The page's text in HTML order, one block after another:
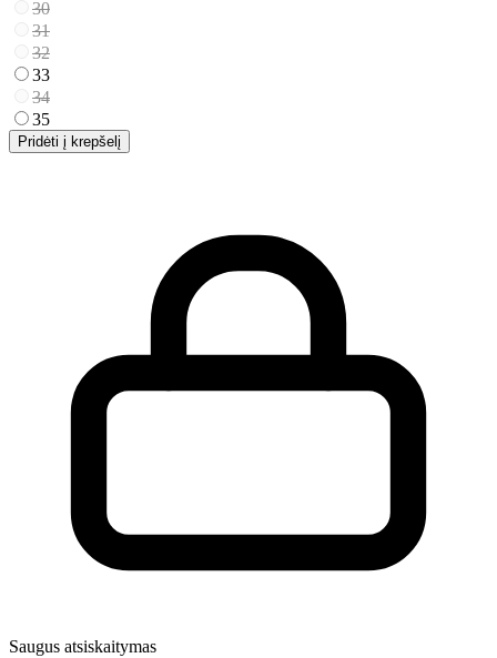
30
31
32
33
34
35
Pridėti į krepšelį
Saugus atsiskaitymas